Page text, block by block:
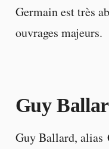
Germain est très
ouvrages majeurs.
Guy
Guy Ballard, alias